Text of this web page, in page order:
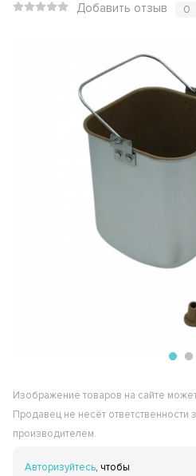
Добавить отзыв 0
Изображение товаров на сайте может
Продавец не несёт ответственности
производителем.
Авторизуйтесь, чтобы